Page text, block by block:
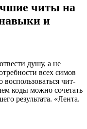
читы на
навыки и
душу, а не
всех симов
чит-
коды можно сочетать
результата. «Лента.